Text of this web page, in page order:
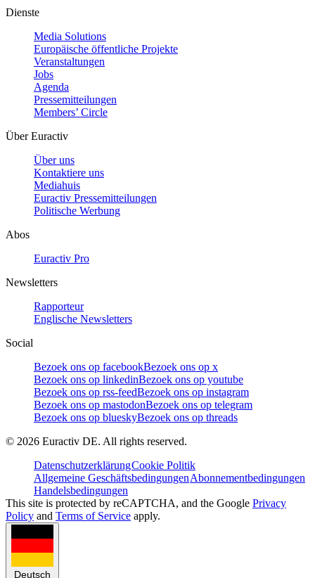
Dienste
Media Solutions
Europäische öffentliche Projekte
Veranstaltungen
Jobs
Agenda
Pressemitteilungen
Members’ Circle
Über Euractiv
Über uns
Kontaktiere uns
Mediahuis
Euractiv Pressemitteilungen
Politische Werbung
Abos
Euractiv Pro
Newsletters
Rapporteur
Englische Newsletters
Social
Bezoek ons op facebookBezoek ons op x
Bezoek ons op linkedinBezoek ons op youtube
Bezoek ons op rss-feedBezoek ons op instagram
Bezoek ons op mastodonBezoek ons op telegram
Bezoek ons op blueskyBezoek ons op threads
© 2026 Euractiv DE. All rights reserved.
DatenschutzerklärungCookie Politik
Allgemeine GeschäftsbedingungenAbonnementbedingungen
Handelsbedingungen
This site is protected by reCAPTCHA, and the Google Privacy
Policy and Terms of Service apply.
Deutsch